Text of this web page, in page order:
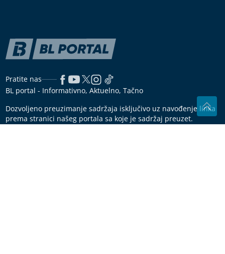
Pratite nas
BL portal - Informativno, Aktuelno, Tačno
Dozvoljeno preuzimanje sadržaja isključivo uz navođenje linka
prema stranici našeg portala sa koje je sadržaj preuzet.